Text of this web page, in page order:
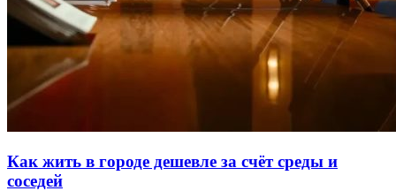
Как жить в городе дешевле за счёт среды и
соседей